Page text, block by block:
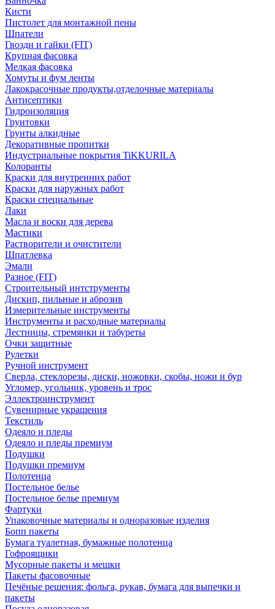
Кисти
Пистолет для монтажной пены
Шпатели
Гвозди и гайки (FIT)
Крупная фасовка
Мелкая фасовка
Хомуты и фум ленты
Лакокрасочные продукты,отделочные материалы
Антисептики
Гидроизоляция
Грунтовки
Грунты алкидные
Декоративные пропитки
Индустриальные покрытия TiKKURILA
Колоранты
Краски для внутренних работ
Краски для наружных работ
Краски специальные
Лаки
Масла и воски для дерева
Мастики
Растворители и очистители
Шпатлевка
Эмали
Разное (FIT)
Строительный интструменты
Дискип, пильные и аброзив
Измерительные инструменты
Инструменты и расходные материалы
Лестницы, стремянки и табуреты
Очки защитные
Рулетки
Ручной инструмент
Сверла, стеклорезы, диски, ножовки, скобы, ножи и бур
Угломер, угольник, уровень и трос
Эллектроинструмент
Сувенирные украшения
Текстиль
Одеяло и пледы
Одеяло и пледы премиум
Подушки
Подушки премиум
Полотенца
Постельное белье
Постельное белье премиум
Фартуки
Упаковочные материалы и одноразовые изделия
Бопп пакеты
Бумага туалетная, бумажные полотенца
Гофроящики
Мусорные пакеты и мешки
Пакеты фасовочные
Печёные решения: фольга, рукав, бумага для выпечки и
пакеты